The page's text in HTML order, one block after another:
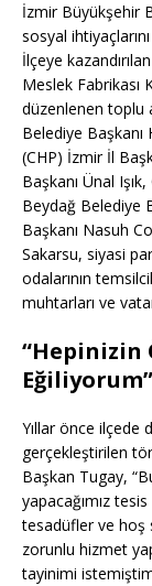
İzmir Büyükşehir
sosyal
İlçeye
Meslek Fabrikası
düzenlenen toplu
Belediye
(CHP) İzmir İl
Başkanı Ünal
Beydağ Belediye
Başkanı Nasuh
Sakarsu, siyasi
odalarının
muhtarları ve
“Hepinizin
Eğiliyorum”
Yıllar önce ilçede
gerçekleştirilen
Başkan Tugay,
yapacağımız
tesadüfler ve hoş
zorunlu hizmet
tayinimi